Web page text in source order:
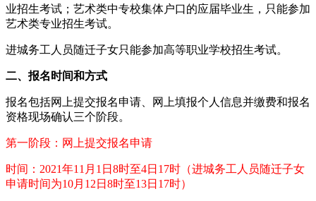
业招生考试；艺术类中专校集体户口的应届毕业生，只能参加
艺术类专业招生考试。
进城务工人员随迁子女只能参加高等职业学校招生考试。
二、报名时间和方式
报名包括网上提交报名申请、网上填报个人信息并缴费和报名
资格现场确认三个阶段。
第一阶段：网上提交报名申请
时间：2021年11月1日8时至4日17时（进城务工人员随迁子女
申请时间为10月12日8时至13日17时）